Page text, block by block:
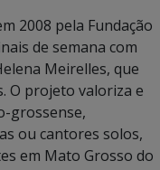
2008 pela Fundação
de semana com
Meirelles, que
O projeto valoriza e
grossense,
ou cantores solos,
em Mato Grosso do